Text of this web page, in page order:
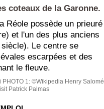
coteaux de la Garonne.
Réole possède un prieuré
et l'un des plus anciens
Le centre se
escarpées et des
le fleuve.
PHOTO 1: ©Wikipedia Henry Salomé
Patrick Palmas